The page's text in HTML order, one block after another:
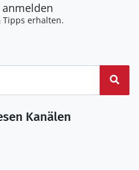
Tipps erhalten.
Kanälen